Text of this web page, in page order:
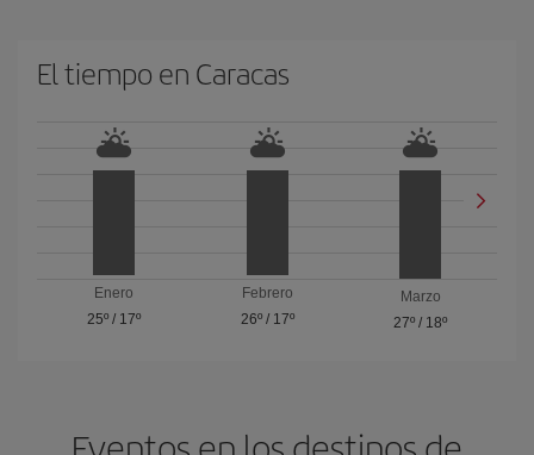
El tiempo en Caracas
Enero
25º/ 17º
Febrero
26º/ 17º
Marzo
27º / 18º